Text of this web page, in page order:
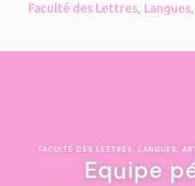
Faculté des Lettres,
FACULTÉ DES LETTRES, LANGUES,
Equipe